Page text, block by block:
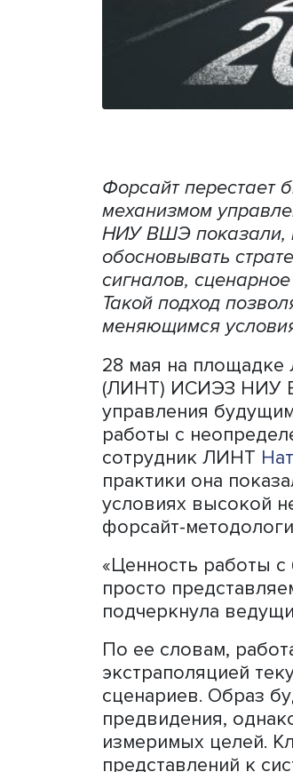
Форсайт
механизмом
НИУ ВШЭ
обосновывать
сигналов,
Такой подход
меняющимся
28 мая на
(ЛИНТ) ИСИЭЗ
управления
работы с
сотрудник
практики она
условиях
форсайт-